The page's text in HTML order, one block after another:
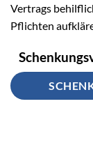
Vertrags
Pflichten